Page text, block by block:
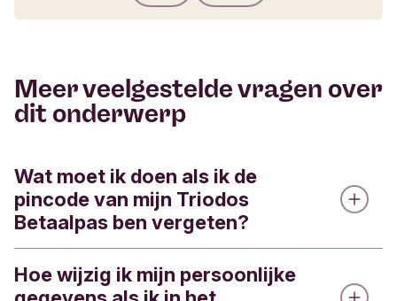
Meer veelgestelde vragen over
dit onderwerp
Wat moet ik doen als ik de
pincode van mijn Triodos
Betaalpas ben vergeten?
Je kunt de pincode van je Triodos Betaalpas via
Hoe wijzig ik mijn persoonlijke